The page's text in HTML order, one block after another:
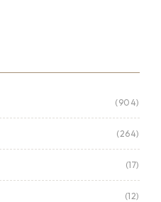
(904)
(264)
(17)
(12)